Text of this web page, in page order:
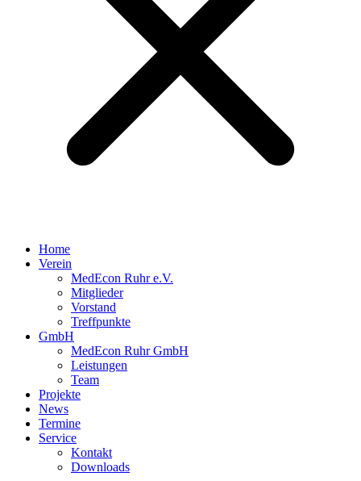
Home
Verein
MedEcon Ruhr e.V.
Mitglieder
Vorstand
Treffpunkte
GmbH
MedEcon Ruhr GmbH
Leistungen
Team
Projekte
News
Termine
Service
Kontakt
Downloads